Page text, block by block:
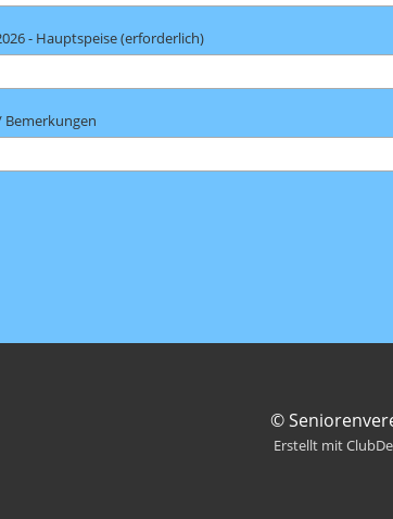
- Hauptspeise (erforderlich)
Bemerkungen
©
Erstellt mit